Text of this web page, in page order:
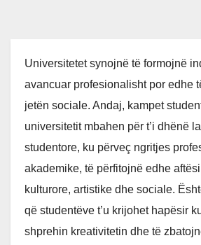
Universitetet synojnë të formojnë
avancuar profesionalisht por edhe
jetën sociale. Andaj, kampet
universitetit mbahen për t’i dhënë
studentore, ku përveç ngritjes
akademike, të përfitojnë edhe
kulturore, artistike dhe sociale.
që studentëve t’u krijohet hapësir
shprehin kreativitetin dhe të